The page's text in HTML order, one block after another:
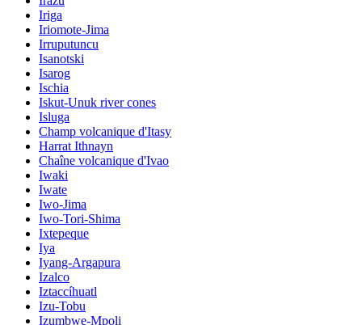
Iriga
Iriomote-Jima
Irruputuncu
Isanotski
Isarog
Ischia
Iskut-Unuk river cones
Isluga
Champ volcanique d'Itasy
Harrat Ithnayn
Chaîne volcanique d'Ivao
Iwaki
Iwate
Iwo-Jima
Iwo-Tori-Shima
Ixtepeque
Iya
Iyang-Argapura
Izalco
Iztaccíhuatl
Izu-Tobu
Izumbwe-Mpoli